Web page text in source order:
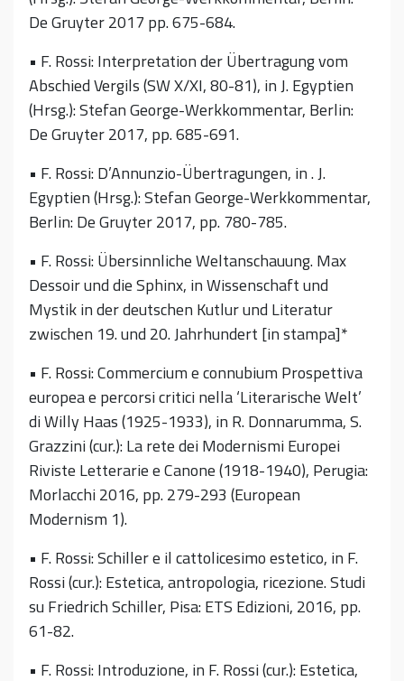
De Gruyter 2017 pp. 675-684.
• F. Rossi: Interpretation der Übertragung vom
Abschied Vergils (SW X/XI, 80-81), in J. Egyptien
(Hrsg.): Stefan George-Werkkommentar, Berlin:
De Gruyter 2017, pp. 685-691.
• F. Rossi: D’Annunzio-Übertragungen, in . J.
Egyptien (Hrsg.): Stefan George-Werkkommentar,
Berlin: De Gruyter 2017, pp. 780-785.
• F. Rossi: Übersinnliche Weltanschauung. Max
Dessoir und die Sphinx, in Wissenschaft und
Mystik in der deutschen Kutlur und Literatur
zwischen 19. und 20. Jahrhundert [in stampa]*
• F. Rossi: Commercium e connubium Prospettiva
europea e percorsi critici nella ‘Literarische Welt’
di Willy Haas (1925-1933), in R. Donnarumma, S.
Grazzini (cur.): La rete dei Modernismi Europei
Riviste Letterarie e Canone (1918-1940), Perugia:
Morlacchi 2016, pp. 279-293 (European
Modernism 1).
• F. Rossi: Schiller e il cattolicesimo estetico, in F.
Rossi (cur.): Estetica, antropologia, ricezione. Studi
su Friedrich Schiller, Pisa: ETS Edizioni, 2016, pp.
61-82.
• F. Rossi: Introduzione, in F. Rossi (cur.): Estetica,